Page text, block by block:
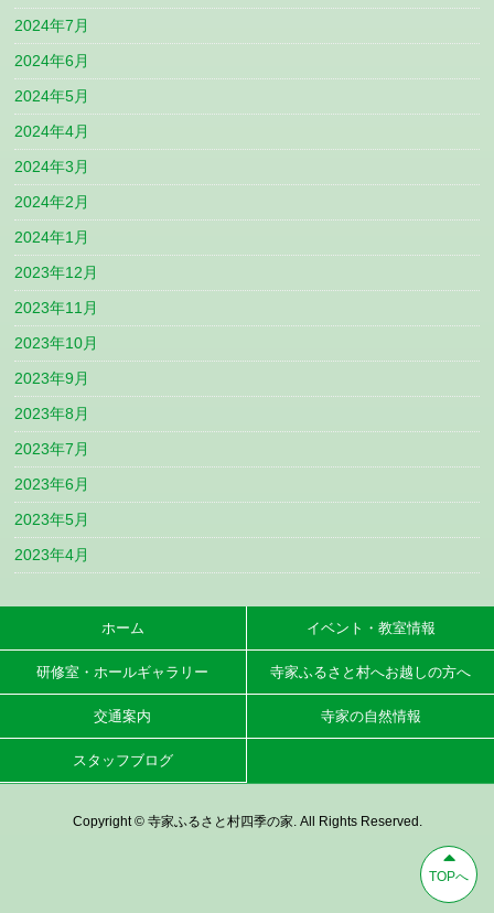
2024年7月
2024年6月
2024年5月
2024年4月
2024年3月
2024年2月
2024年1月
2023年12月
2023年11月
2023年10月
2023年9月
2023年8月
2023年7月
2023年6月
2023年5月
2023年4月
TOPへ
ホーム イベント・教室情報
研修室・ホールギャラリー 寺家ふるさと村へお越しの方へ
交通案内 寺家の自然情報
スタッフブログ
Copyright © 寺家ふるさと村四季の家. All Rights Reserved.